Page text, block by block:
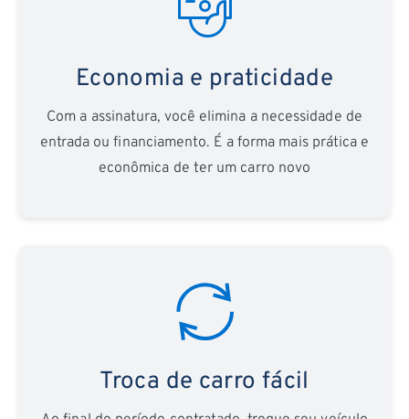
Economia e praticidade
Com a assinatura, você elimina a necessidade de
entrada ou financiamento. É a forma mais prática e
econômica de ter um carro novo
Troca de carro fácil